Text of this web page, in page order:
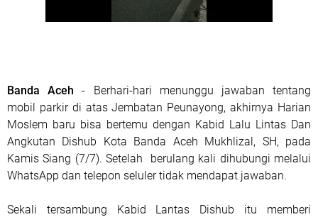
Banda Aceh- Berhari-hari menunggu jawaban tentang
mobil parkir di atas Jembatan Peunayong, akhirnya Harian
Moslem baru bisa bertemu dengan Kabid Lalu Lintas Dan
Angkutan Dishub Kota Banda Aceh Mukhlizal, SH, pada
Kamis Siang (7/7). Setelah
berulang kali dihubungi melalui
WhatsApp dan telepon seluler tidak mendapat jawaban.
Sekali tersambung Kabid Lantas Dishub itu memberi